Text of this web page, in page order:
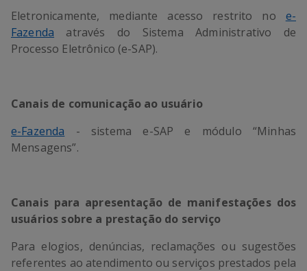
Eletronicamente, mediante acesso restrito no e-
Fazenda através do Sistema Administrativo de
Processo Eletrônico (e-SAP).
Canais de comunicação ao usuário
e-Fazenda - sistema e-SAP e módulo “Minhas
Mensagens”.
Canais para apresentação de manifestações dos
usuários sobre a prestação do serviço
Para elogios, denúncias, reclamações ou sugestões
referentes ao atendimento ou serviços prestados pela